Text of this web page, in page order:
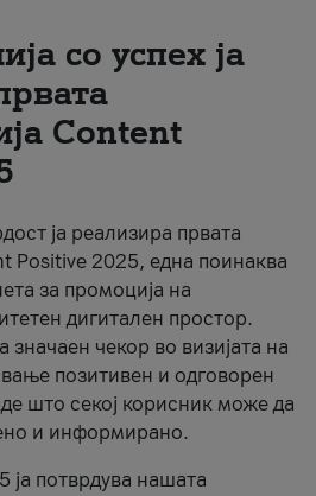
со успех ја
Content
ја реализира првата
Positive 2025, една поинаква
за промоција на
дигитален простор.
значаен чекор во визијата на
позитивен и одговорен
што секој корисник може да
и информирано.
ја потврдува нашата